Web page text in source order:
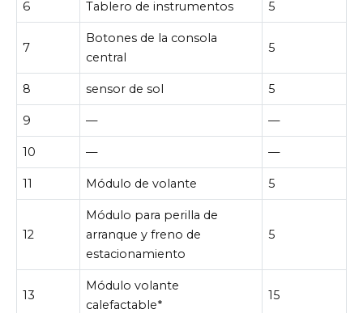
6 Tablero de instrumentos 5
7
Botones de la consola
central
5
8 sensor de sol 5
9 — —
10 — —
11 Módulo de volante 5
12
Módulo para perilla de
arranque y freno de
estacionamiento
5
13
Módulo volante
calefactable*
15